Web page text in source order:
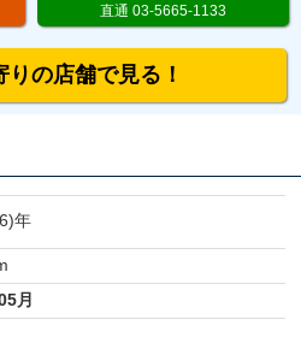
直通 03-5665-1133
りの店舗で見る！
年
月